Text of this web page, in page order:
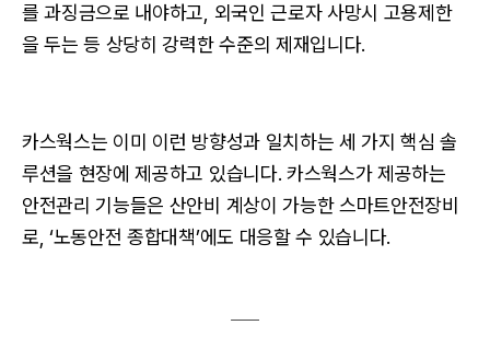
를 과징금으로 내야하고, 외국인 근로자 사망시 고용제한
을 두는 등 상당히 강력한 수준의 제재입니다.
카스웍스는 이미 이런 방향성과 일치하는 세 가지 핵심 솔
루션을 현장에 제공하고 있습니다. 카스웍스가 제공하는
안전관리 기능들은 산안비 계상이 가능한 스마트안전장비
로, ‘노동안전 종합대책’에도 대응할 수 있습니다.